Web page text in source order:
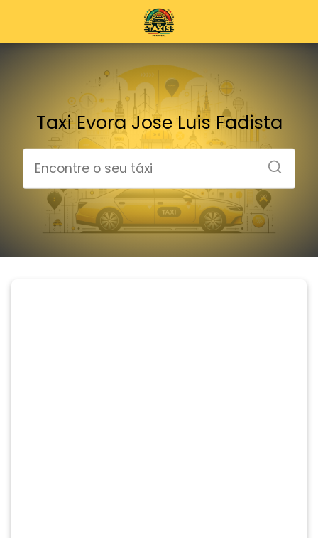
Taxi Evora Jose Luis Fadista